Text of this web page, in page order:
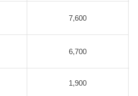
7,600
6,700
1,900